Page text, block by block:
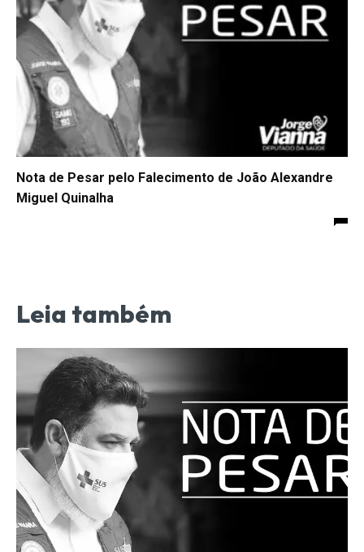
Nota de Pesar pelo Falecimento de João Alexandre
Miguel Quinalha
Leia também